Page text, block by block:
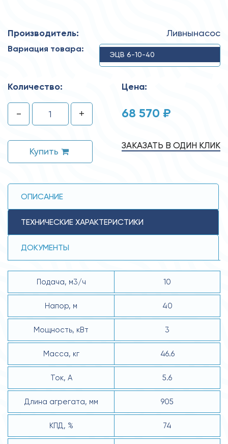
Производитель: Ливнынасос
Вариация товара:
ЭЦВ 6-10-40
Количество:
- +
Купить
Цена:
68 570 ₽
ЗАКАЗАТЬ В ОДИН КЛИК
ОПИСАНИЕ
ТЕХНИЧЕСКИЕ ХАРАКТЕРИСТИКИ
ДОКУМЕНТЫ
Подача, м3/ч 10
Напор, м 40
Мощность, кВт 3
Масса, кг 46.6
Ток, А 5.6
Длина агрегата, мм 905
КПД, % 74